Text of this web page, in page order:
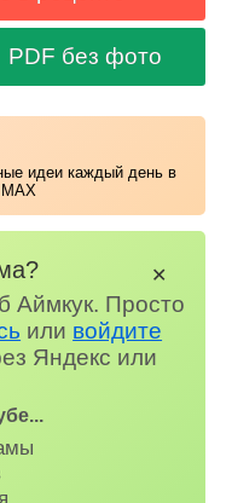
PDF без фото
идеи каждый день в
Аймкук. Просто
или войдите
Яндекс или
✕